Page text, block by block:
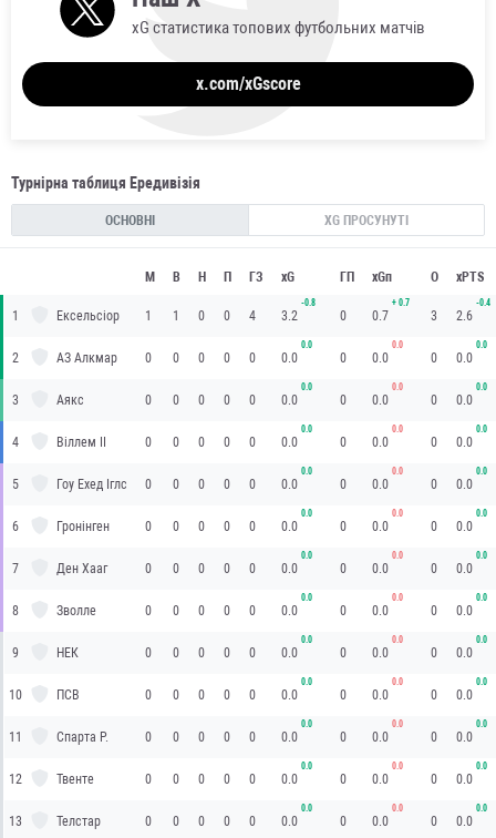
xG статистика топових футбольних матчів
x.com/xGscore
Турнірна таблиця Ередивізія
ОСНОВНІ XG ПРОСУНУТІ
М В Н П ГЗ xG ГП xGп О xPTS
1 Ексельсіор 1 1 0 0 4 3.2
-0.8
0 0.7
+ 0.7
3 2.6
-0.4
2 АЗ Алкмар 0 0 0 0 0 0.0
0.0
0 0.0
0.0
0 0.0
0.0
3 Аякс 0 0 0 0 0 0.0
0.0
0 0.0
0.0
0 0.0
0.0
4 Віллем II 0 0 0 0 0 0.0
0.0
0 0.0
0.0
0 0.0
0.0
5 Гоу Ехед Іглс 0 0 0 0 0 0.0
0.0
0 0.0
0.0
0 0.0
0.0
6 Гронінген 0 0 0 0 0 0.0
0.0
0 0.0
0.0
0 0.0
0.0
7 Ден Хааг 0 0 0 0 0 0.0
0.0
0 0.0
0.0
0 0.0
0.0
8 Зволле 0 0 0 0 0 0.0
0.0
0 0.0
0.0
0 0.0
0.0
9 НЕК 0 0 0 0 0 0.0
0.0
0 0.0
0.0
0 0.0
0.0
10 ПСВ 0 0 0 0 0 0.0
0.0
0 0.0
0.0
0 0.0
0.0
11 Спарта Р. 0 0 0 0 0 0.0
0.0
0 0.0
0.0
0 0.0
0.0
12 Твенте 0 0 0 0 0 0.0
0.0
0 0.0
0.0
0 0.0
0.0
13 Телстар 0 0 0 0 0 0.0
0.0
0 0.0
0.0
0 0.0
0.0